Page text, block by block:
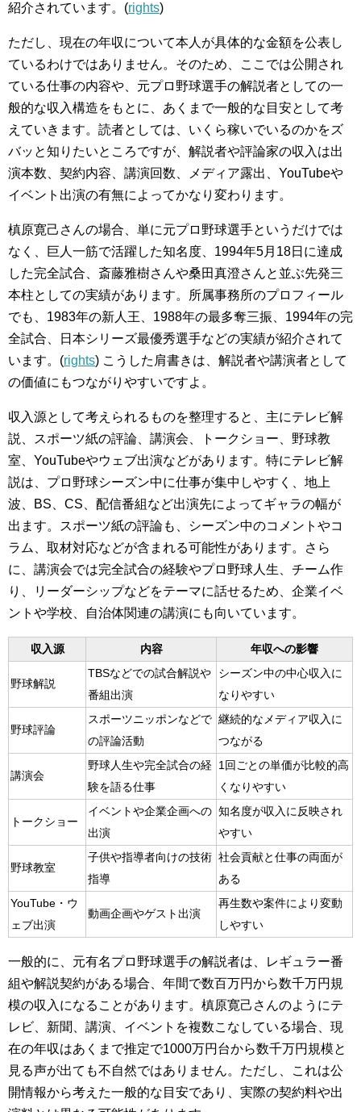
紹介されています。(rights)
ただし、現在の年収について本人が具体的な金額を公表し
ているわけではありません。そのため、ここでは公開され
ている仕事の内容や、元プロ野球選手の解説者としての一
般的な収入構造をもとに、あくまで一般的な目安として考
えていきます。読者としては、いくら稼いでいるのかをズ
バッと知りたいところですが、解説者や評論家の収入は出
演本数、契約内容、講演回数、メディア露出、YouTubeや
イベント出演の有無によってかなり変わります。
槙原寛己さんの場合、単に元プロ野球選手というだけでは
なく、巨人一筋で活躍した知名度、1994年5月18日に達成
した完全試合、斎藤雅樹さんや桑田真澄さんと並ぶ先発三
本柱としての実績があります。所属事務所のプロフィール
でも、1983年の新人王、1988年の最多奪三振、1994年の完
全試合、日本シリーズ最優秀選手などの実績が紹介されて
います。(rights) こうした肩書きは、解説者や講演者として
の価値にもつながりやすいですよ。
収入源として考えられるものを整理すると、主にテレビ解
説、スポーツ紙の評論、講演会、トークショー、野球教
室、YouTubeやウェブ出演などがあります。特にテレビ解
説は、プロ野球シーズン中に仕事が集中しやすく、地上
波、BS、CS、配信番組など出演先によってギャラの幅が
出ます。スポーツ紙の評論も、シーズン中のコメントやコ
ラム、取材対応などが含まれる可能性があります。さら
に、講演会では完全試合の経験やプロ野球人生、チーム作
り、リーダーシップなどをテーマに話せるため、企業イベ
ントや学校、自治体関連の講演にも向いています。
収入源 内容 年収への影響
野球解説
TBSなどでの試合解説や
番組出演
シーズン中の中心収入に
なりやすい
野球評論
スポーツニッポンなどで
の評論活動
継続的なメディア収入に
つながる
講演会
野球人生や完全試合の経
験を語る仕事
1回ごとの単価が比較的高
くなりやすい
トークショー
イベントや企業企画への
出演
知名度が収入に反映され
やすい
野球教室
子供や指導者向けの技術
指導
社会貢献と仕事の両面が
ある
YouTube・ウ
ェブ出演
動画企画やゲスト出演
再生数や案件により変動
しやすい
一般的に、元有名プロ野球選手の解説者は、レギュラー番
組や解説契約がある場合、年間で数百万円から数千万円規
模の収入になることがあります。槙原寛己さんのようにテ
レビ、新聞、講演、イベントを複数こなしている場合、現
在の年収はあくまで推定で1000万円台から数千万円規模と
見る声が出ても不自然ではありません。ただし、これは公
開情報から考えた一般的な目安であり、実際の契約料や出